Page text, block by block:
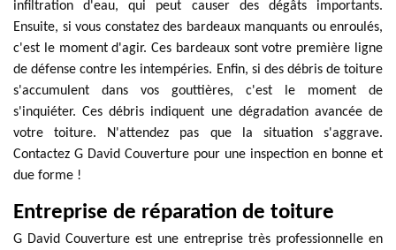
infiltration d'eau, qui peut causer des dégâts importants.
Ensuite, si vous constatez des bardeaux manquants ou enroulés,
c'est le moment d'agir. Ces bardeaux sont votre première ligne
de défense contre les intempéries. Enfin, si des débris de toiture
s'accumulent dans vos gouttières, c'est le moment de
s'inquiéter. Ces débris indiquent une dégradation avancée de
votre toiture. N'attendez pas que la situation s'aggrave.
Contactez G David Couverture pour une inspection en bonne et
due forme !
Entreprise de réparation de toiture
G David Couverture est une entreprise très professionnelle en